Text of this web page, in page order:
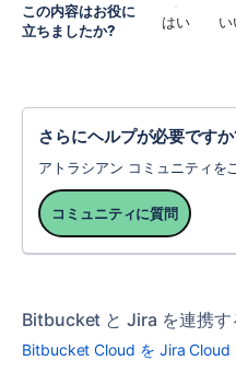
この内容はお役に
立ちましたか?
はい い
さらにヘルプが必要です
アトラシアン コミュニティを
コミュニティに質問
Bitbucket と Jira を連携す
Bitbucket Cloud を Jira Cloud